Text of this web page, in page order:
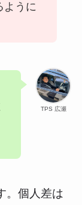
ように
TPS 広瀬
。個人差は